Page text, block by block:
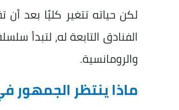
لكن حياته تتغير كليًا بعد
الفنادق التابعة له، لتبدأ
والرومانسية.
ماذا ينتظر الجمهور